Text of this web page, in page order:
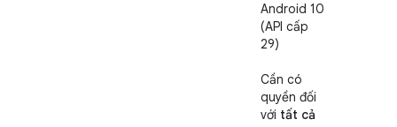
Android 10
(API cấp
29)
Cần có
quyền đối
với tất cả